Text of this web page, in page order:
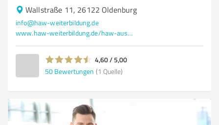
Wallstraße 11, 26122 Oldenburg
info@haw-weiterbildung.de
www.haw-weiterbildung.de/haw-ausbildungszentrum-fuer-handel-und-wirtschaft-gmbh
4,60 / 5,00
50 Bewertungen (1 Quelle)